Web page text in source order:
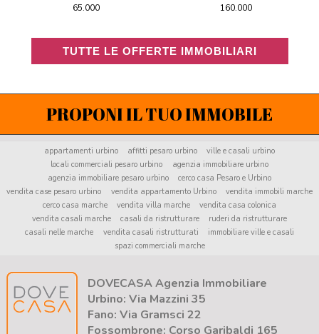
65.000 160.000
PROPONI IL TUO IMMOBILE
appartamenti urbino affitti pesaro urbino
ville e casali urbino
locali commerciali pesaro urbino
agenzia immobiliare urbino
agenzia immobiliare pesaro urbino
cerco casa Pesaro e Urbino
vendita case pesaro urbino
vendita appartamento Urbino
vendita immobili marche
cerco casa marche
vendita villa marche
vendita casa colonica
vendita casali marche
casali da ristrutturare
ruderi da ristrutturare
casali nelle marche
vendita casali ristrutturati
immobiliare ville e casali
spazi commerciali marche
DOVECASA Agenzia Immobiliare
Urbino: Via Mazzini 35
Fano: Via Gramsci 22
Fossombrone: Corso Garibaldi 165